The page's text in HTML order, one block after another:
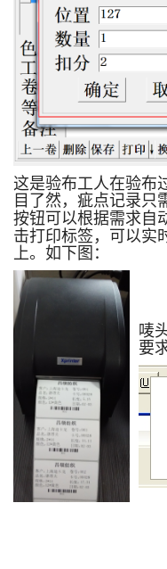
这是验布工人在验布
目了然，疵点记录只
按钮可以根据需求自
击打印标签，可以实
上。如下图：
唛
要